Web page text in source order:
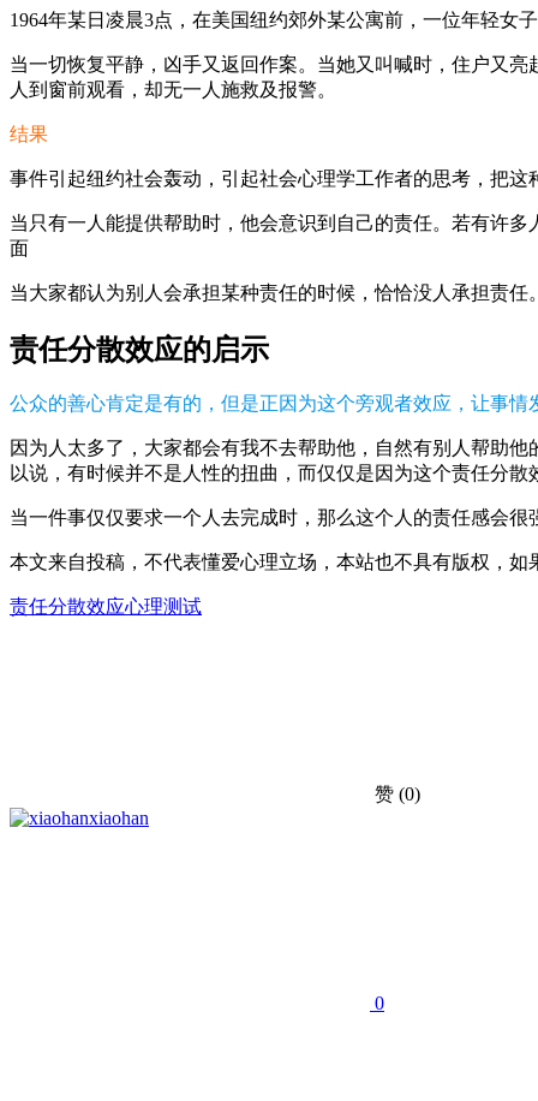
1964年某日凌晨3点，在美国纽约郊外某公寓前，一位年轻
当一切恢复平静，凶手又返回作案。当她又叫喊时，住户又
人到窗前观看，却无一人施救及报警。
结果
事件引起纽约社会轰动，引起社会心理学工作者的思考，把
当只有一人能提供帮助时，他会意识到自己的责任。若有许
面
当大家都认为别人会承担某种责任的时候，恰恰没人承担责任
责任分散效应的启示
公众的善心肯定是有的，但是正因为这个旁观者效应，让事情
因为人太多了，大家都会有我不去帮助他，自然有别人帮助
以说，有时候并不是人性的扭曲，而仅仅是因为这个责任分散
当一件事仅仅要求一个人去完成时，那么这个人的责任感会
本文来自投稿，不代表懂爱心理立场，本站也不具有版权，如
责任分散效应心理测试
赞 (0)
xiaohan
0